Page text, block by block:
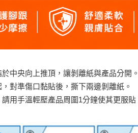
中央向上推頂，讓剝離紙與產品分開
對準傷口黏貼後，撕下兩邊剝離紙。
用手溫輕壓產品周圍1分鐘使其更服貼